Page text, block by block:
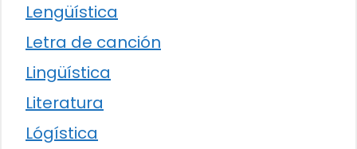
Lengüística
Letra de canción
Lingüística
Literatura
Lógística